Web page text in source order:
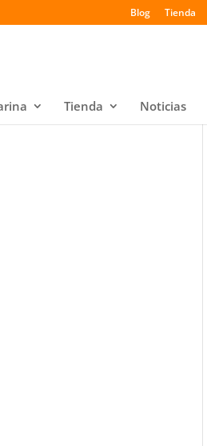
Blog Tienda
Tienda Noticias